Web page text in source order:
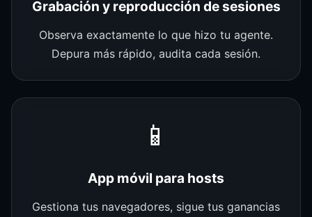
Grabación y reproducción de sesiones
Observa exactamente lo que hizo tu agente.
Depura más rápido, audita cada sesión.
📱
App móvil para hosts
Gestiona tus navegadores, sigue tus ganancias